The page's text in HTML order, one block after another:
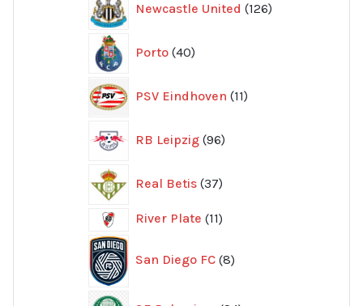
Newcastle United 126
produkter
Porto 40
produkter
PSV Eindhoven 11
produkter
RB Leipzig 96
produkter
Real Betis 37
produkter
River Plate 1111
San Diego FC 8produkter